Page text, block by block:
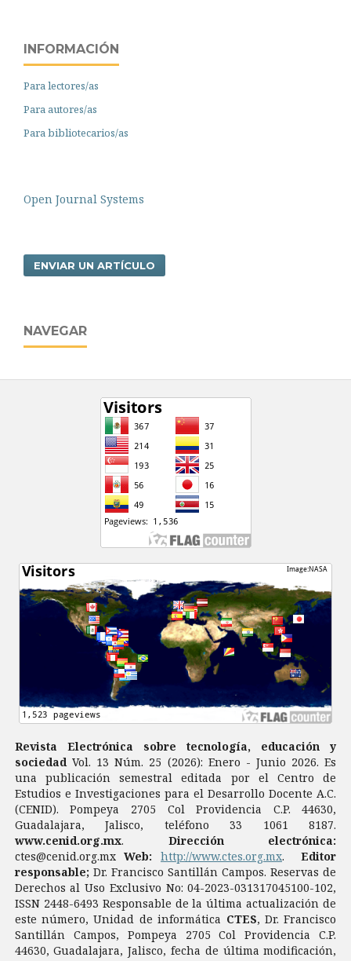
INFORMACIÓN
Para lectores/as
Para autores/as
Para bibliotecarios/as
Open Journal Systems
ENVIAR UN ARTÍCULO
NAVEGAR
Revista Electrónica sobre tecnología, educación y
sociedad Vol. 13 Núm. 25 (2026): Enero - Junio 2026. Es
una publicación semestral editada por el Centro de
Estudios e Investigaciones para el Desarrollo Docente A.C.
(CENID). Pompeya 2705 Col Providencia C.P. 44630,
Guadalajara, Jalisco, teléfono 33 1061 8187.
www.cenid.org.mx. Dirección electrónica:
ctes@cenid.org.mxWeb: http://www.ctes.org.mx. Editor
responsable;Dr. Francisco Santillán Campos. Reservas de
Derechos al Uso Exclusivo No: 04-2023-031317045100-102,
ISSN 2448-6493 Responsable de la última actualización de
este número, Unidad de informática CTES, Dr. Francisco
Santillán Campos, Pompeya 2705 Col Providencia C.P.
44630, Guadalajara, Jalisco, fecha de última modificación,